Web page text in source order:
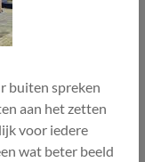
buiten spreken
aan het zetten
voor iedere
wat beter beeld